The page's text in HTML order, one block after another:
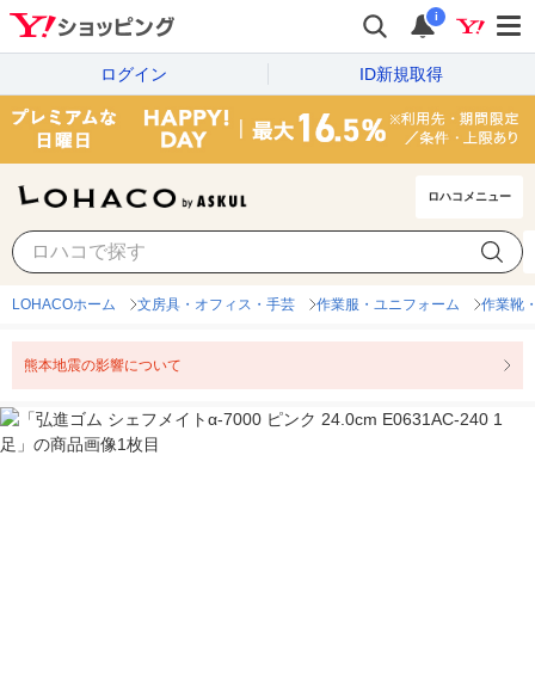
i
ログイン ID新規取得
ロハコメニュー
LOHACOホーム 文房具・オフィス・手芸 作業服・ユニフォーム 作業靴
熊本地震の影響について